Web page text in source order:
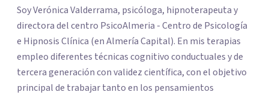
Soy Verónica Valderrama, psicóloga, hipnoterapeuta y
directora del centro PsicoAlmeria - Centro de Psicología
e Hipnosis Clínica (en Almería Capital). En mis terapias
empleo diferentes técnicas cognitivo conductuales y de
tercera generación con validez científica, con el objetivo
principal de trabajar tanto en los pensamientos